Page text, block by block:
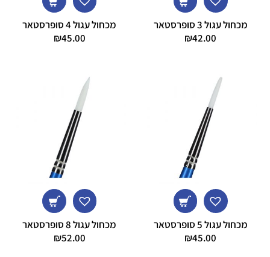
מכחול עגול 3 סופרסטאר
₪42.00
מכחול עגול 4 סופרסטאר
₪45.00
מכחול עגול 5 סופרסטאר
₪45.00
מכחול עגול 8 סופרסטאר
₪52.00